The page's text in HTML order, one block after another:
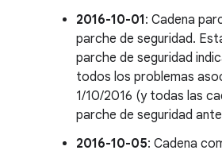
2016-10-01: Cadena
parche de seguridad.
parche de seguridad
todos los problemas
1/10/2016 (y todas las
parche de seguridad
2016-10-05: Cadena